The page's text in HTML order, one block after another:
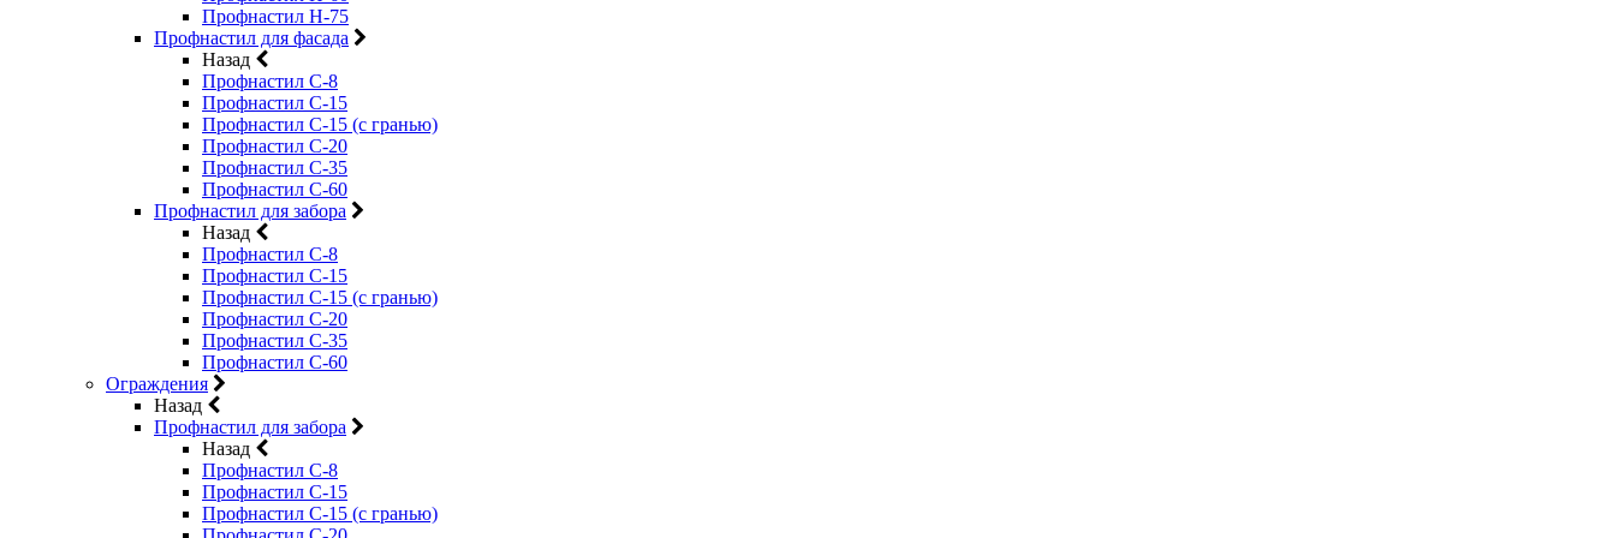
Профнастил Н-75
Профнастил для фасада
Назад
Профнастил С-8
Профнастил С-15
Профнастил С-15 (с гранью)
Профнастил С-20
Профнастил С-35
Профнастил С-60
Профнастил для забора
Назад
Профнастил С-8
Профнастил С-15
Профнастил С-15 (с гранью)
Профнастил С-20
Профнастил С-35
Профнастил С-60
Ограждения
Назад
Профнастил для забора
Назад
Профнастил С-8
Профнастил С-15
Профнастил С-15 (с гранью)